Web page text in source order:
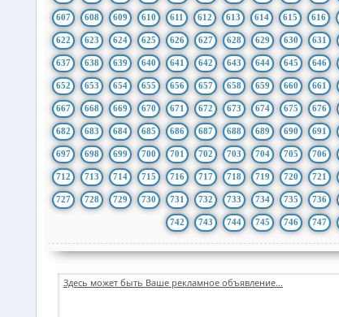
607 608 609 610 611 612 613 614 615 616
622 623 624 625 626 627 628 629 630 631
637 638 639 640 641 642 643 644 645 646
652 653 654 655 656 657 658 659 660 661
667 668 669 670 671 672 673 674 675 676
682 683 684 685 686 687 688 689 690 691
697 698 699 700 701 702 703 704 705 706
712 713 714 715 716 717 718 719 720 721
727 728 729 730 731 732 733 734 735 736
742 743 744 745 746 747
Здесь может быть Ваше рекламное объявление...